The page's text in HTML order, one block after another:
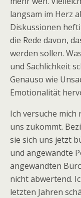
langsam im Herz
Diskussionen
die Rede davon,
werden sollen.
und Sachlichkeit
Genauso wie
Emotionalität
Ich versuche
uns zukommt.
sie sich uns jetzt
und angewandte
angewandten
nicht abwertend.
letzten Jahren